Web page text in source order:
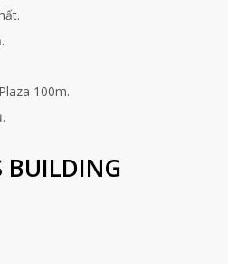
100m.
BUILDING